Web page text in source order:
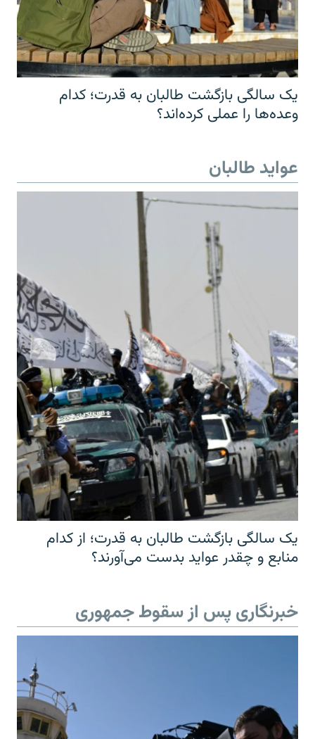
یک سالگی بازگشت طالبان به قدرت؛ کدام
وعده‌ها را عملی کرده‌اند؟
عواید طالبان
یک سالگی بازگشت طالبان به قدرت؛ از کدام
منابع و چقدر عواید بدست می‌آورند؟
خبرنگاری پس از سقوط جمهوری